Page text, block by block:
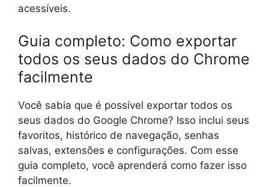
acessíveis.
Guia completo: Como exportar
todos os seus dados do Chrome
facilmente
Você sabia que é possível exportar todos os
seus dados do Google Chrome? Isso inclui seus
favoritos, histórico de navegação, senhas
salvas, extensões e configurações. Com esse
guia completo, você aprenderá como fazer isso
facilmente.